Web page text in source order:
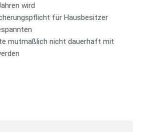
wird
für Hausbesitzer
mutmaßlich nicht dauerhaft mit